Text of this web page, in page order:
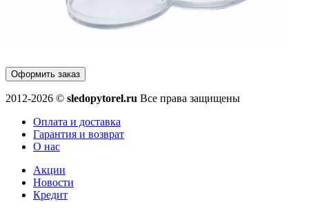
Оформить заказ
2012-2026 © sledopytorel.ru Все права защищены
Оплата и доставка
Гарантия и возврат
О нас
Акции
Новости
Кредит